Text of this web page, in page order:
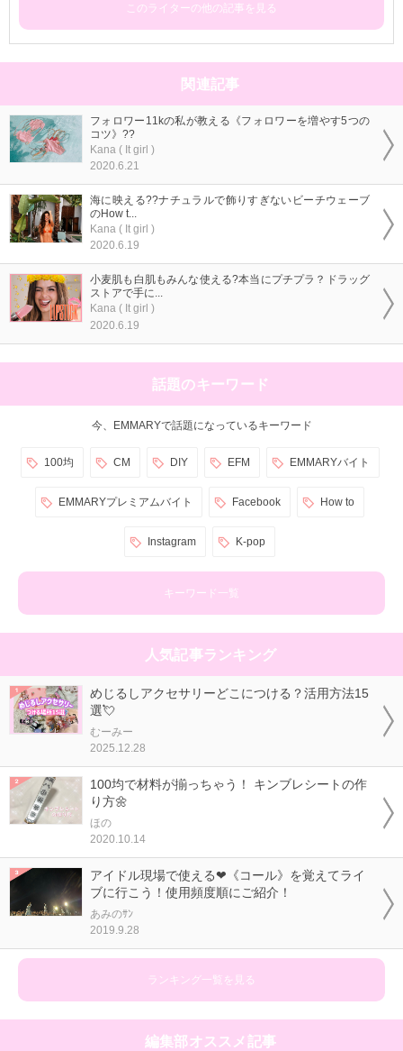
このライターの他の記事を見る
関連記事
フォロワー11kの私が教える《フォロワーを増やす5つの
コツ》??
Kana ( It girl )
2020.6.21
海に映える??ナチュラルで飾りすぎないビーチウェーブ
のHow t...
Kana ( It girl )
2020.6.19
小麦肌も白肌もみんな使える?本当にプチプラ？ドラッグ
ストアで手に...
Kana ( It girl )
2020.6.19
話題のキーワード
今、EMMARYで話題になっているキーワード
100均 CM DIY EFM EMMARYバイト
EMMARYプレミアムバイト Facebook How to
Instagram K-pop
キーワード一覧
人気記事ランキング
めじるしアクセサリーどこにつける？活用方法15
選💘
むーみー
2025.12.28
100均で材料が揃っちゃう！ キンブレシートの作
り方🌼
ほの
2020.10.14
アイドル現場で使える❤《コール》を覚えてライ
ブに行こう！使用頻度順にご紹介！
あみのｻﾝ
2019.9.28
ランキング一覧を見る
編集部オススメ記事